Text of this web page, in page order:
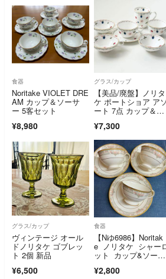
食器
Noritake VIOLET DRE
AM カップ＆ソーサ
ー 5客セット
¥8,980
グラス/カップ
【美品/廃盤】ノリタ
ケ ポートショア アソ
ート 7点 カップ＆ソ
¥7,300
グラス/カップ
ヴィンテージ オール
ドノリタケ ゴブレッ
ト 2個 新品
¥6,500
食器
【Nゆ6986】Noritak
e ノリタケ シャー
ット カップ&ソーサ
カップ コーヒーカッ
¥2,800